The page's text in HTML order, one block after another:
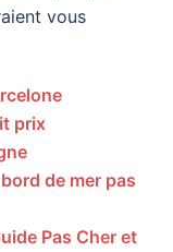
vous
prix
de mer pas
Pas Cher et